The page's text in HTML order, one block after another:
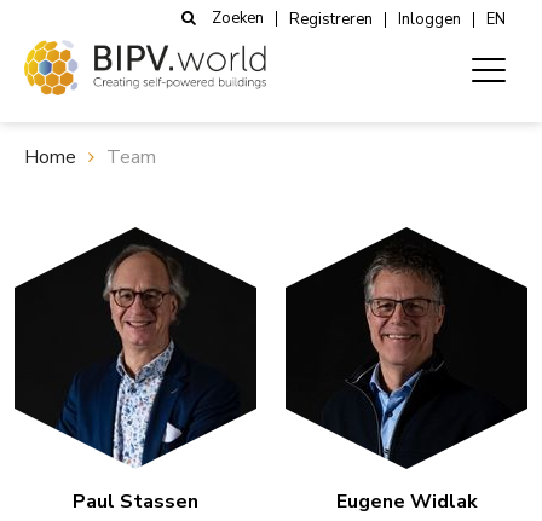
Zoeken Registreren Inloggen EN
Home Team
Paul Stassen
Eugene Widlak